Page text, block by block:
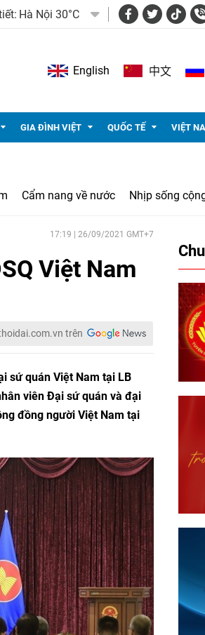
Hà Nội 30°C
English 中文
GIA ĐÌNH VIỆT QUỐC TẾ VIỆT
Cẩm nang về nước Nhịp sống
17:19 | 26/09/2021 GMT+7
Việt Nam
trên
sứ quán Việt Nam tại LB
viên Đại sứ quán và đại
đồng người Việt Nam tại